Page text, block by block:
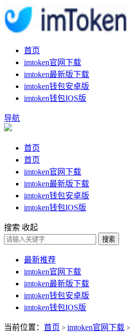
首页
imtoken官网下载
imtoken最新版下载
imtoken钱包安卓版
imtoken钱包IOS版
导航
首页
首页
imtoken官网下载
imtoken最新版下载
imtoken钱包安卓版
imtoken钱包IOS版
搜索 收起
搜索
最新推荐
imtoken官网下载
imtoken最新版下载
imtoken钱包安卓版
imtoken钱包IOS版
当前位置： 首页 > imtoken官网下载 >